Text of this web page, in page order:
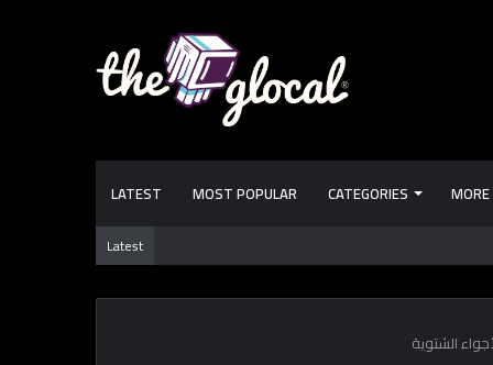
LATEST MOST POPULAR CATEGORIES MORE
Latest
الشتوية